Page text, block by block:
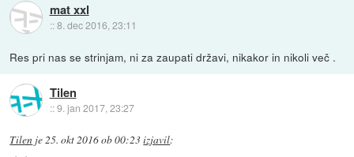
mat xxl
::8. dec 2016, 23:11
Res pri nas se strinjam, ni za zaupati državi, nikakor in nikoli več .
Tilen
::9. jan 2017, 23:27
Tilen je25. okt 2016 ob 00:23izjavil: